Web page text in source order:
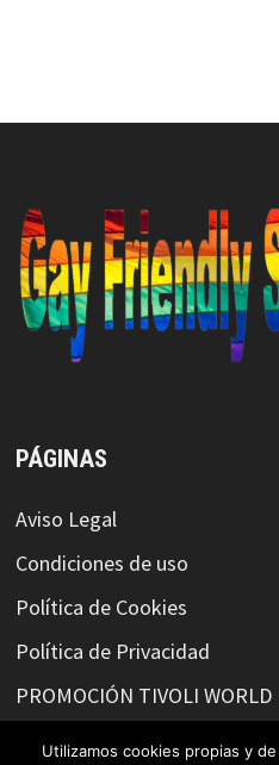
PÁGINAS
Aviso Legal
Condiciones de uso
Política de Cookies
Política de Privacidad
PROMOCIÓN TIVOLI WORLD
Utilizamos cookies propias y